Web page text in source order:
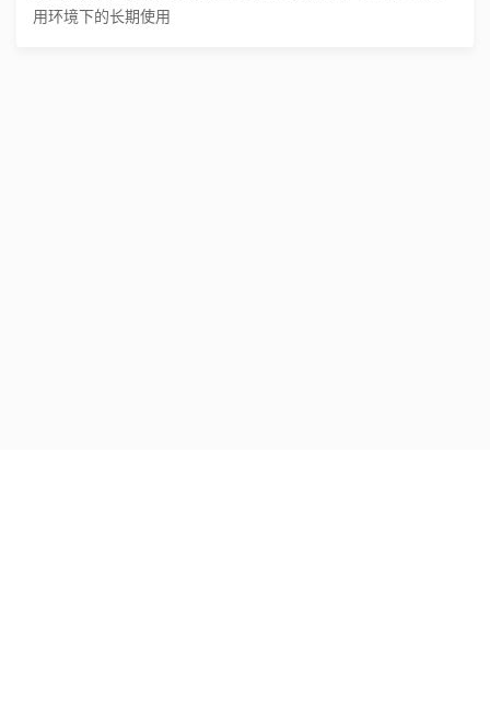
用环境下的长期使用